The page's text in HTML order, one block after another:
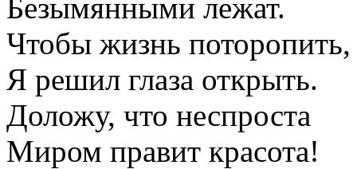
Безымянными лежат.
Чтобы жизнь поторопить,
Я решил глаза открыть.
Доложу, что неспроста
Миром правит красота!